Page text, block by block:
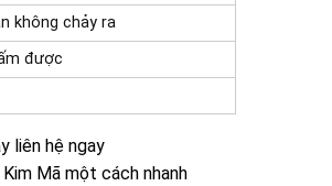
không chảy ra
được
liên hệ ngay
Mã một cách nhanh